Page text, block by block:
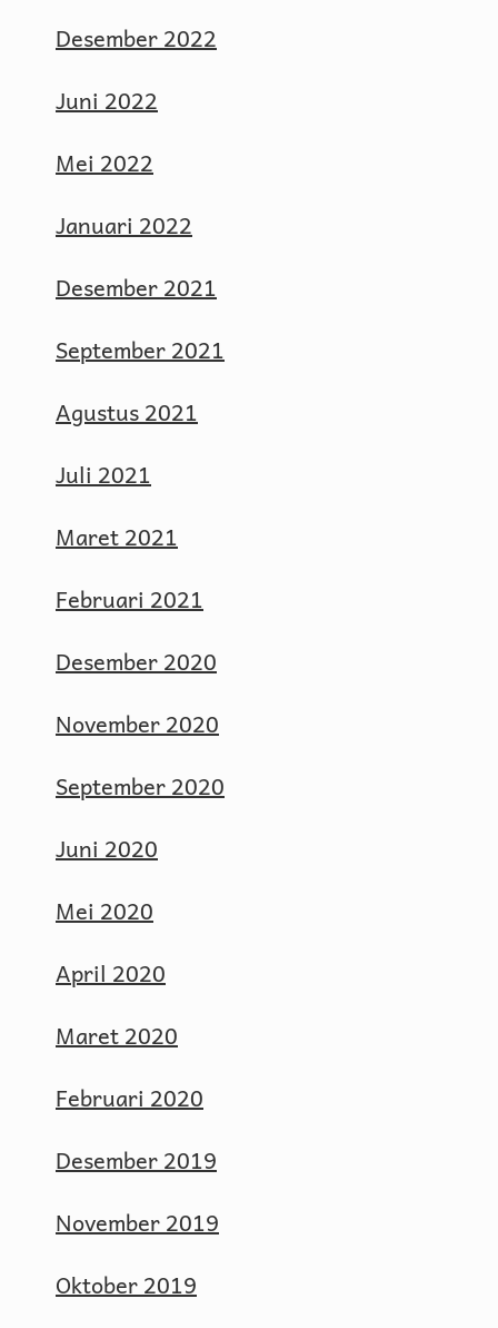
Desember 2022
Juni 2022
Mei 2022
Januari 2022
Desember 2021
September 2021
Agustus 2021
Juli 2021
Maret 2021
Februari 2021
Desember 2020
November 2020
September 2020
Juni 2020
Mei 2020
April 2020
Maret 2020
Februari 2020
Desember 2019
November 2019
Oktober 2019